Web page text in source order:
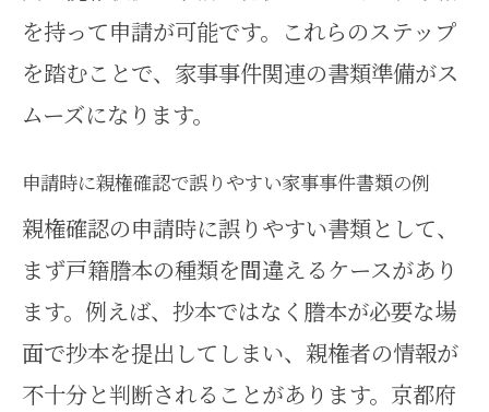
を持って申請が可能です。これらのステップ
を踏むことで、家事事件関連の書類準備がス
ムーズになります。
申請時に親権確認で誤りやすい家事事件書類の例
親権確認の申請時に誤りやすい書類として、
まず戸籍謄本の種類を間違えるケースがあり
ます。例えば、抄本ではなく謄本が必要な場
面で抄本を提出してしまい、親権者の情報が
不十分と判断されることがあります。京都府